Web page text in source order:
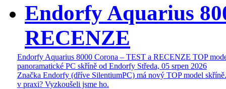
Endorfy Aquarius
RECENZE
Endorfy Aquarius 8000 Corona – TEST a RECENZE TOP
panoramatické PC skříně od Endorfy Středa, 05 srpen 2026
Značka Endorfy (dříve SilentiumPC) má nový TOP model
v praxi? Vyzkoušeli jsme ho.